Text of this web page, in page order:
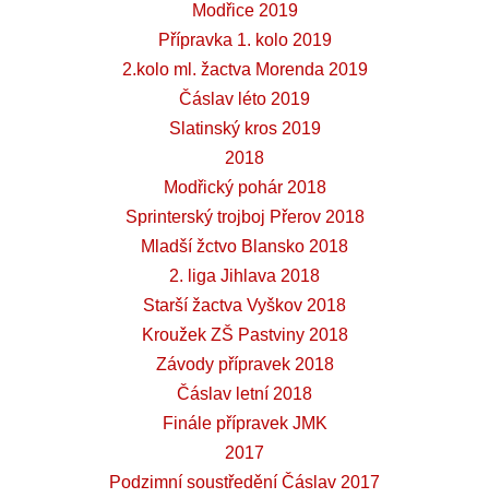
Modřice 2019
Přípravka 1. kolo 2019
2.kolo ml. žactva Morenda 2019
Čáslav léto 2019
Slatinský kros 2019
2018
Modřický pohár 2018
Sprinterský trojboj Přerov 2018
Mladší žctvo Blansko 2018
2. liga Jihlava 2018
Starší žactva Vyškov 2018
Kroužek ZŠ Pastviny 2018
Závody přípravek 2018
Čáslav letní 2018
Finále přípravek JMK
2017
Podzimní soustředění Čáslav 2017